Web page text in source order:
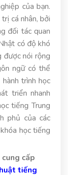
của bạn.
cá nhân, bởi
đối tác quan
có độ khó
được nói rộng
ngữ có thể
trình học
triển nhanh
tiếng Trung
phủ của các
học tiếng
cấp
tiếng